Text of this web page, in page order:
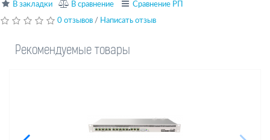
В закладки В сравнение Сравнение РП
0 отзывов / Написать отзыв
Рекомендуемые товары